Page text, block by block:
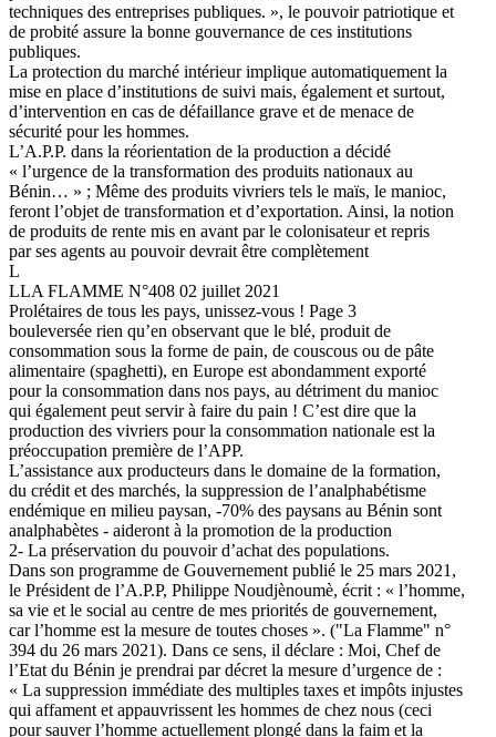
techniques des entreprises publiques. », le pouvoir patriotique et
de probité assure la bonne gouvernance de ces institutions
publiques.
La protection du marché intérieur implique automatiquement la
mise en place d’institutions de suivi mais, également et surtout,
d’intervention en cas de défaillance grave et de menace de
sécurité pour les hommes.
L’A.P.P. dans la réorientation de la production a décidé
« l’urgence de la transformation des produits nationaux au
Bénin… » ; Même des produits vivriers tels le maïs, le manioc,
feront l’objet de transformation et d’exportation. Ainsi, la notion
de produits de rente mis en avant par le colonisateur et repris
par ses agents au pouvoir devrait être complètement
L
LLA FLAMME N°408 02 juillet 2021
Prolétaires de tous les pays, unissez-vous ! Page 3
bouleversée rien qu’en observant que le blé, produit de
consommation sous la forme de pain, de couscous ou de pâte
alimentaire (spaghetti), en Europe est abondamment exporté
pour la consommation dans nos pays, au détriment du manioc
qui également peut servir à faire du pain ! C’est dire que la
production des vivriers pour la consommation nationale est la
préoccupation première de l’APP.
L’assistance aux producteurs dans le domaine de la formation,
du crédit et des marchés, la suppression de l’analphabétisme
endémique en milieu paysan, -70% des paysans au Bénin sont
analphabètes - aideront à la promotion de la production
2- La préservation du pouvoir d’achat des populations.
Dans son programme de Gouvernement publié le 25 mars 2021,
le Président de l’A.P.P, Philippe Noudjènoumè, écrit : « l’homme,
sa vie et le social au centre de mes priorités de gouvernement,
car l’homme est la mesure de toutes choses ». ("La Flamme" n°
394 du 26 mars 2021). Dans ce sens, il déclare : Moi, Chef de
l’Etat du Bénin je prendrai par décret la mesure d’urgence de :
« La suppression immédiate des multiples taxes et impôts injustes
qui affament et appauvrissent les hommes de chez nous (ceci
pour sauver l’homme actuellement plongé dans la faim et la